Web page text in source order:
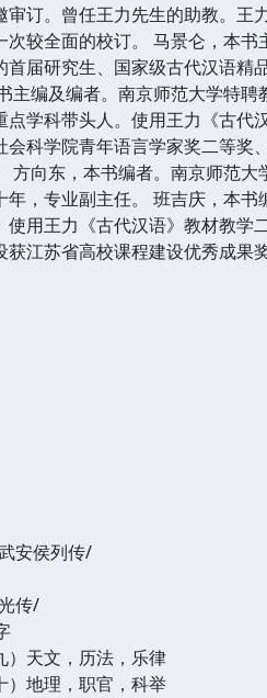
审订。曾任王力先生的助教。
次较全面的校订。 马景仑，本
首届研究生、国家级古代汉语精
主编及编者。南京师范大学特
点学科带头人。使用王力《古代
会科学院青年语言学家奖二等奖
方向东，本书编者。南京师范
年，专业副主任。 班吉庆，本
使用王力《古代汉语》教材教
获江苏省高校课程建设优秀成
安侯列传/
传/
）天文，历法，乐律
）地理，职官，科举